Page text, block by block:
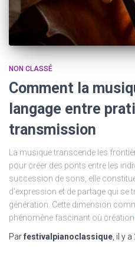
NON CLASSÉ
Comment la
langage entre
transmission
La musique transcende les
pour créer des ponts entre les
succession de sons, elle
d'expression et de partage qui se
génération. Cette dimension
phénomène fascinant où création
Parfestivalpianoclassique , il y a